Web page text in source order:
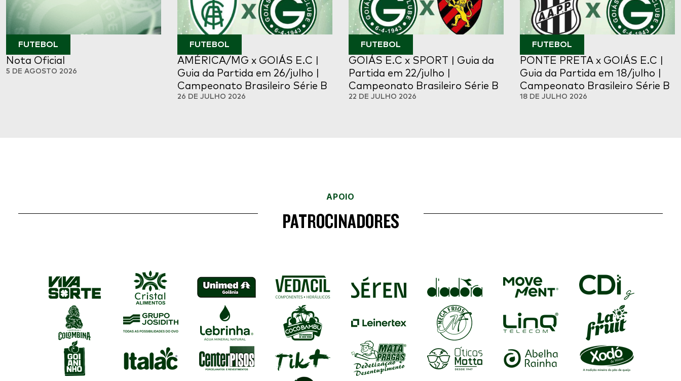
FUTEBOL
Nota Oficial
5 DE AGOSTO 2026
FUTEBOL
AMÉRICA/MG x GOIÁS E.C |
Guia da Partida em 26/julho |
Campeonato Brasileiro Série B
26 DE JULHO 2026
FUTEBOL
GOIÁS E.C x SPORT | Guia da
Partida em 22/julho |
Campeonato Brasileiro Série B
22 DE JULHO 2026
FUTEBOL
PONTE PRETA x GOIÁS E.C |
Guia da Partida em 18/julho |
Campeonato Brasileiro Série B
18 DE JULHO 2026
APOIO
PATROCINADORES